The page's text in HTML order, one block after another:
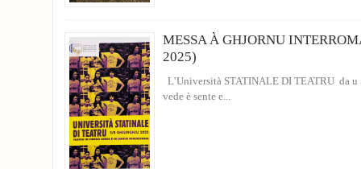
MESSA À GHJORNU
2025)
L’Università STATINALE DI TEATRU da u
vede è sente e...